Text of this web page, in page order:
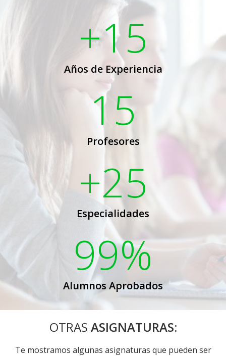
+15
Años de Experiencia
15
Profesores
+25
Especialidades
99%
Alumnos Aprobados
OTRAS ASIGNATURAS:
Te mostramos algunas asignaturas que pueden ser